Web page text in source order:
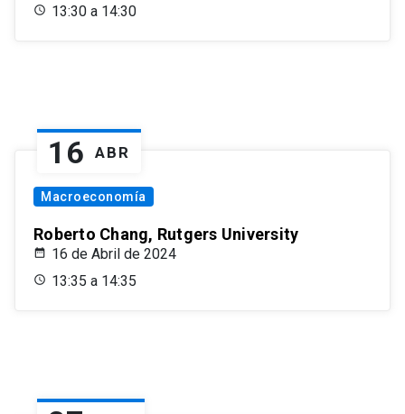
13:30 a 14:30
16 ABR
Macroeconomía
Roberto Chang, Rutgers University
16 de Abril de 2024
13:35 a 14:35